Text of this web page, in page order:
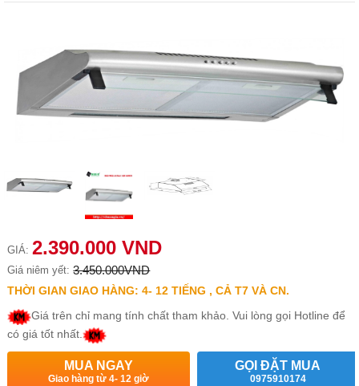
GIÁ: 2.390.000 VND
Giá niêm yết: 3.450.000VND
THỜI GIAN GIAO HÀNG: 4- 12 TIẾNG , CẢ T7 VÀ CN.
Giá trên chỉ mang tính chất tham khảo. Vui lòng gọi Hotline để
có giá tốt nhất.
MUA NGAY
Giao hàng từ 4- 12 giờ
GỌI ĐẶT MUA
0975910174